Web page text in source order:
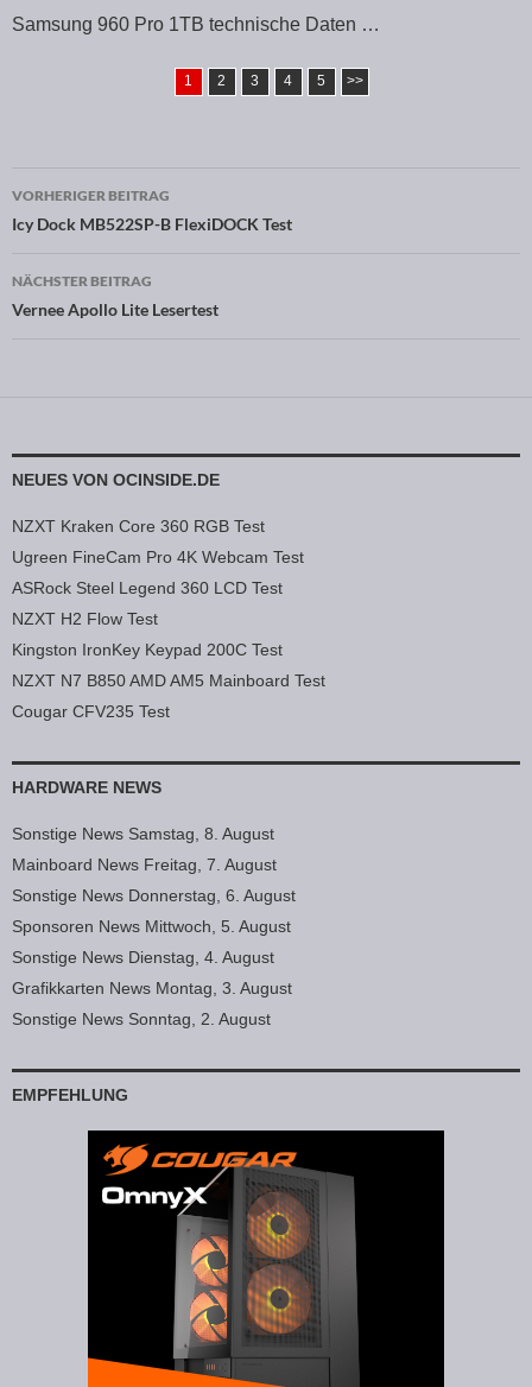
Samsung 960 Pro 1TB technische Daten …
1 2 3 4 5 >>
Beitragsnavigation
VORHERIGER BEITRAG
Icy Dock MB522SP-B FlexiDOCK Test
NÄCHSTER BEITRAG
Vernee Apollo Lite Lesertest
NEUES VON OCINSIDE.DE
NZXT Kraken Core 360 RGB Test
Ugreen FineCam Pro 4K Webcam Test
ASRock Steel Legend 360 LCD Test
NZXT H2 Flow Test
Kingston IronKey Keypad 200C Test
NZXT N7 B850 AMD AM5 Mainboard Test
Cougar CFV235 Test
HARDWARE NEWS
Sonstige News Samstag, 8. August
Mainboard News Freitag, 7. August
Sonstige News Donnerstag, 6. August
Sponsoren News Mittwoch, 5. August
Sonstige News Dienstag, 4. August
Grafikkarten News Montag, 3. August
Sonstige News Sonntag, 2. August
EMPFEHLUNG